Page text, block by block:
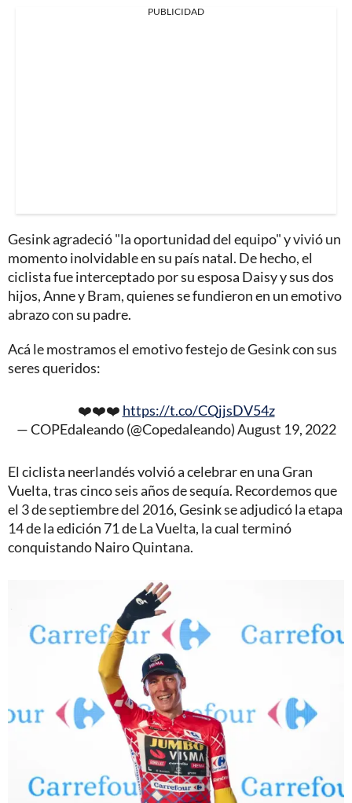
PUBLICIDAD
Gesink agradeció "la oportunidad del equipo" y vivió un
momento inolvidable en su país natal. De hecho, el
ciclista fue interceptado por su esposa Daisy y sus dos
hijos, Anne y Bram, quienes se fundieron en un emotivo
abrazo con su padre.
Acá le mostramos el emotivo festejo de Gesink con sus
seres queridos:
❤️❤️❤️ https://t.co/CQjjsDV54z
— COPEdaleando (@Copedaleando)August 19, 2022
El ciclista neerlandés volvió a celebrar en una Gran
Vuelta, tras cinco seis años de sequía. Recordemos que
el 3 de septiembre del 2016, Gesink se adjudicó la etapa
14 de la edición 71 de La Vuelta, la cual terminó
conquistando Nairo Quintana.